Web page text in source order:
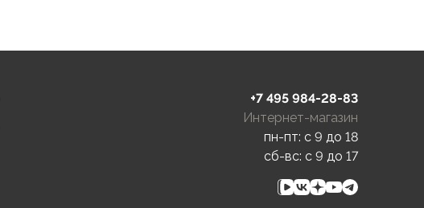
+7 495 984-28-83
Интернет-магазин
пн-пт: c 9 до 18
сб-вс: c 9 до 17